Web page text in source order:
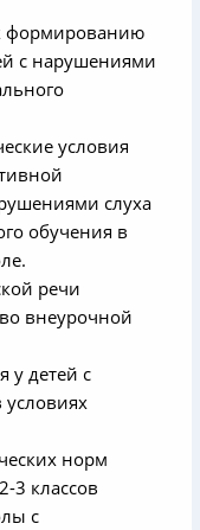
формированию
с нарушениями
условия
слуха
обучения в
речи
внеурочной
у детей с
норм
3 классов
с